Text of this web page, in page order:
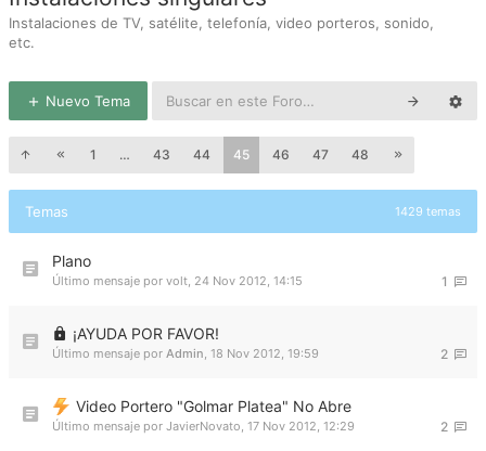
Instalaciones de TV, satélite, telefonía, video porteros, sonido,
etc.
Nuevo Tema
1 … 43 44 45 46 47 48
Temas 1429 temas
Plano
1
Último mensaje por volt, 24 Nov 2012, 14:15
¡AYUDA POR FAVOR!
2
Último mensaje por Admin, 18 Nov 2012, 19:59
Video Portero "Golmar Platea" No Abre
2
Último mensaje por JavierNovato, 17 Nov 2012, 12:29